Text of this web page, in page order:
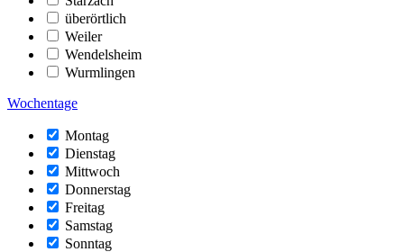
überörtlich
Weiler
Wendelsheim
Wurmlingen
Wochentage
Montag
Dienstag
Mittwoch
Donnerstag
Freitag
Samstag
Sonntag